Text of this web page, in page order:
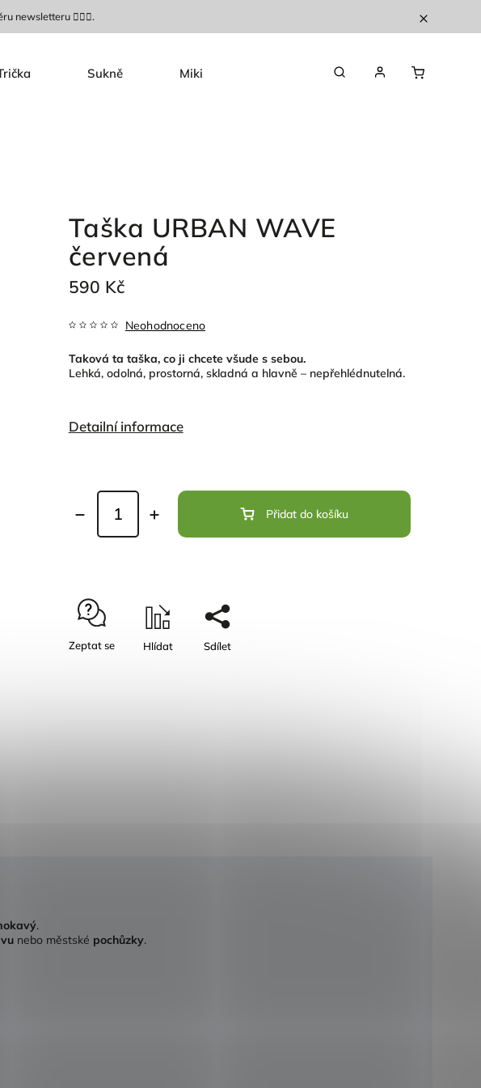
newsletteru 🙋🏼‍♀️.
Sukně Mikiny Doplňky
Taška URBAN WAVE
červená
590 Kč
Neohodnoceno
Taková ta taška, co ji chcete všude s sebou.
Lehká, odolná, prostorná, skladná a hlavně – nepřehlédnutelná.
Detailní informace
Přidat do košíku
Zeptat se Hlídat Sdílet
.
nebo městské pochůzky.